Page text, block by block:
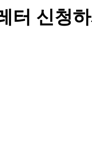
터 신청